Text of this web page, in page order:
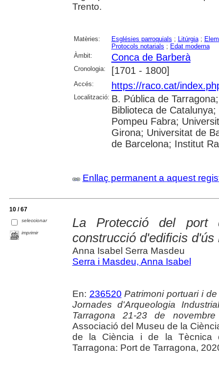
Trento.
Matèries: Esglésies parroquials ; Litúrgia;
Protocols notarials ; Edat moderna
Àmbit:
Conca de Barberà
Cronologia: [1701 - 1800]
Accés: https://raco.cat/
Localització: B. Pública de
Biblioteca de
Pompeu Fabra;
Girona; Universitat de
de Barcelona; Institut
Enllaç permanent a aquest
10 / 67
seleccionar
imprimir
La Protecció del
construcció d'edificis
Anna Isabel Serra Masdeu
Serra i Masdeu, Anna Isabel
En: 236520 Patrimoni portuari i
Jornades d'Arqueologia
Tarragona 21-23 de
Associació del Museu de la
de la Ciència i de la Tècnica
Tarragona: Port de Tarragona,